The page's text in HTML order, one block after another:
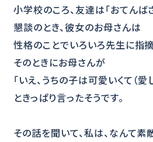
小学校のころ、友達は「おてんば
懇談のとき、彼女のお母さんは
性格のことでいろいろ先生に指摘
そのときにお母さんが
「いえ、うちの子は可愛いくて（愛
ときっぱり言ったそうです。
その話を聞いて、私は、なんて